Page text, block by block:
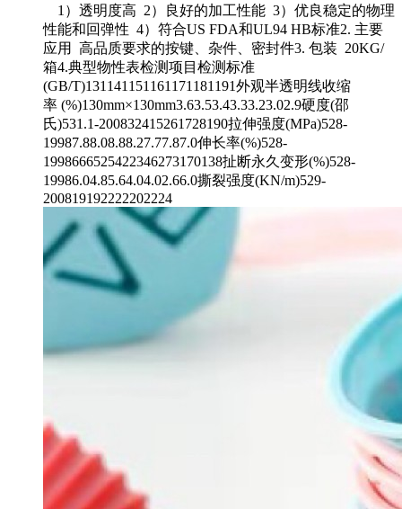
1）透明度高 2）良好的加工性能 3）优良稳定的物理
性能和回弹性 4）符合US FDA和UL94 HB标准2. 主要
应用 高品质要求的按键、杂件、密封件3. 包装 20KG/
箱4.典型物性表检测项目检测标准
(GB/T)131141151161171181191外观半透明线收缩
率 (%)130mm×130mm3.63.53.43.33.23.02.9硬度(邵
氏)531.1-200832415261728190拉伸强度(MPa)528-
19987.88.08.88.27.77.87.0伸长率(%)528-
1998666525422346273170138扯断永久变形(%)528-
19986.04.85.64.04.02.66.0撕裂强度(KN/m)529-
200819192222202224